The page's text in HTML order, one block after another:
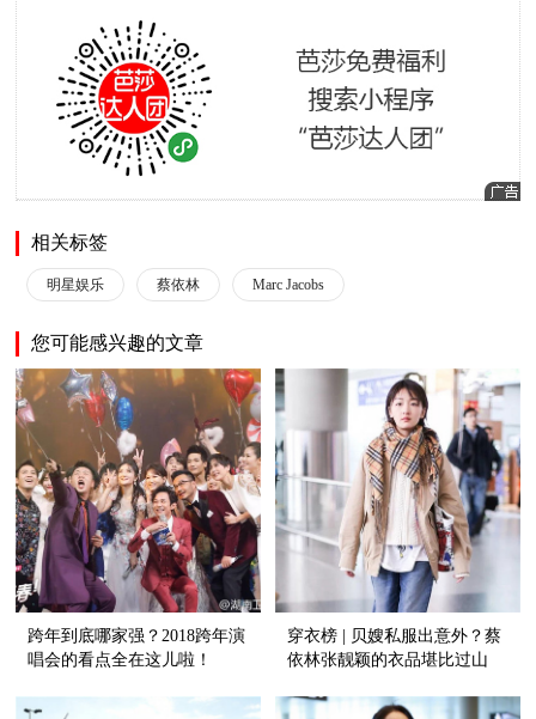
相关标签
明星娱乐 蔡依林 Marc Jacobs
您可能感兴趣的文章
跨年到底哪家强？2018跨年演
唱会的看点全在这儿啦！
穿衣榜 | 贝嫂私服出意外？蔡
依林张靓颖的衣品堪比过山